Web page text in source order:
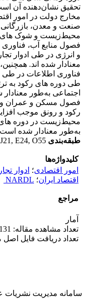
ﺗﺤﻘﯿﻖ نشان‌دهنده آن
مخارج دولت در امور
صنعت و معدن،
محیط‌زیست و شوک­ های
فصول منابع آب، فناوری
و انرژی در طی ادوار
معنادار شده­ اند.
فناوری اطلاعات در
طی دوره­ های رکود به
اجتماعی به‌طور
فصول مسکن و عمران و
رکود و رونق موجب
محیط‌زیست در دوره­
به‌طور معنادار شده
طبقه‌بندی E24, O55
کلیدواژه‌ها
امور اقتصادی؛ ادوار
اقتصاد ایران؛ NARDL
مراجع
آمار
تعداد مشاهده مقاله: 1,131
تعداد دریافت فایل اصل
سامانه مدیریت نشریات